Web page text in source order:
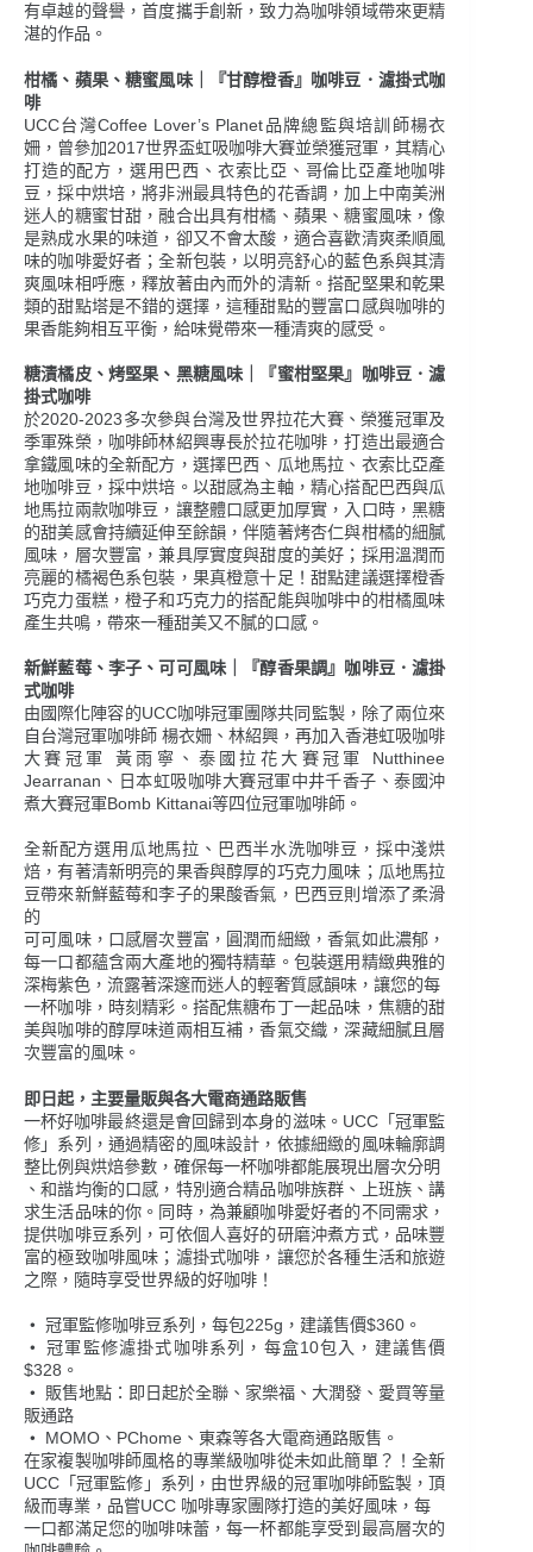
有卓越的聲譽，首度攜手創新，致力為咖啡領域帶來更精
湛的作品。
柑橘、蘋果、糖蜜風味｜『甘醇橙香』咖啡豆．濾掛式咖
啡
UCC台灣Coffee Lover’s Planet品牌總監與培訓師楊衣
姍，曾參加2017世界盃虹吸咖啡大賽並榮獲冠軍，其精心
打造的配方，選用巴西、衣索比亞、哥倫比亞產地咖啡
豆，採中烘培，將非洲最具特色的花香調，加上中南美洲
迷人的糖蜜甘甜，融合出具有柑橘、蘋果、糖蜜風味，像
是熟成水果的味道，卻又不會太酸，適合喜歡清爽柔順風
味的咖啡愛好者；全新包裝，以明亮舒心的藍色系與其清
爽風味相呼應，釋放著由內而外的清新。搭配堅果和乾果
類的甜點塔是不錯的選擇，這種甜點的豐富口感與咖啡的
果香能夠相互平衡，給味覺帶來一種清爽的感受。
糖漬橘皮、烤堅果、黑糖風味｜『蜜柑堅果』咖啡豆．濾
掛式咖啡
於2020-2023多次參與台灣及世界拉花大賽、榮獲冠軍及
季軍殊榮，咖啡師林紹興專長於拉花咖啡，打造出最適合
拿鐵風味的全新配方，選擇巴西、瓜地馬拉、衣索比亞產
地咖啡豆，採中烘培。以甜感為主軸，精心搭配巴西與瓜
地馬拉兩款咖啡豆，讓整體口感更加厚實，入口時，黑糖
的甜美感會持續延伸至餘韻，伴隨著烤杏仁與柑橘的細膩
風味，層次豐富，兼具厚實度與甜度的美好；採用溫潤而
亮麗的橘褐色系包裝，果真橙意十足！甜點建議選擇橙香
巧克力蛋糕，橙子和巧克力的搭配能與咖啡中的柑橘風味
產生共鳴，帶來一種甜美又不膩的口感。
新鮮藍莓、李子、可可風味｜『醇香果調』咖啡豆．濾掛
式咖啡
由國際化陣容的UCC咖啡冠軍團隊共同監製，除了兩位來
自台灣冠軍咖啡師 楊衣姍、林紹興，再加入香港虹吸咖啡
大賽冠軍 黃雨寧、泰國拉花大賽冠軍 Nutthinee
Jearranan、日本虹吸咖啡大賽冠軍中井千香子、泰國沖
煮大賽冠軍Bomb Kittanai等四位冠軍咖啡師。
全新配方選用瓜地馬拉、巴西半水洗咖啡豆，採中淺烘
焙，有著清新明亮的果香與醇厚的巧克力風味；瓜地馬拉
豆帶來新鮮藍莓和李子的果酸香氣，巴西豆則增添了柔滑
的
可可風味，口感層次豐富，圓潤而細緻，香氣如此濃郁，
每一口都蘊含兩大產地的獨特精華。包裝選用精緻典雅的
深梅紫色，流露著深邃而迷人的輕奢質感韻味，讓您的每
一杯咖啡，時刻精彩。搭配焦糖布丁一起品味，焦糖的甜
美與咖啡的醇厚味道兩相互補，香氣交織，深藏細膩且層
次豐富的風味。
即日起，主要量販與各大電商通路販售
一杯好咖啡最終還是會回歸到本身的滋味。UCC「冠軍監
修」系列，通過精密的風味設計，依據細緻的風味輪廓調
整比例與烘焙參數，確保每一杯咖啡都能展現出層次分明
、和諧均衡的口感，特別適合精品咖啡族群、上班族、講
求生活品味的你。同時，為兼顧咖啡愛好者的不同需求，
提供咖啡豆系列，可依個人喜好的研磨沖煮方式，品味豐
富的極致咖啡風味；濾掛式咖啡，讓您於各種生活和旅遊
之際，隨時享受世界級的好咖啡！
‧ 冠軍監修咖啡豆系列，每包225g，建議售價$360。
‧
冠軍監修濾掛式咖啡系列，每盒10包入，建議售價
$328。
‧ 販售地點：即日起於全聯、家樂福、大潤發、愛買等量
販通路
‧
MOMO、PChome、東森等各大電商通路販售。
在家複製咖啡師風格的專業級咖啡從未如此簡單？！全新
UCC「冠軍監修」系列，由世界級的冠軍咖啡師監製，頂
級而專業，品嘗UCC 咖啡專家團隊打造的美好風味，每
一口都滿足您的咖啡味蕾，每一杯都能享受到最高層次的